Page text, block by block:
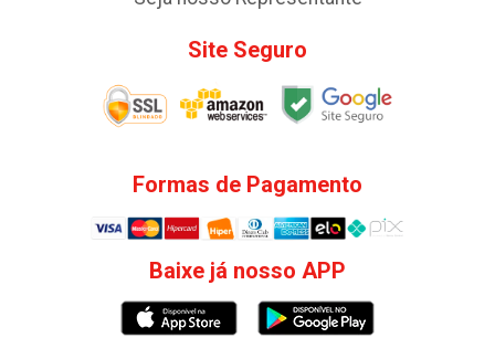
Site Seguro
Formas de Pagamento
Baixe já nosso APP